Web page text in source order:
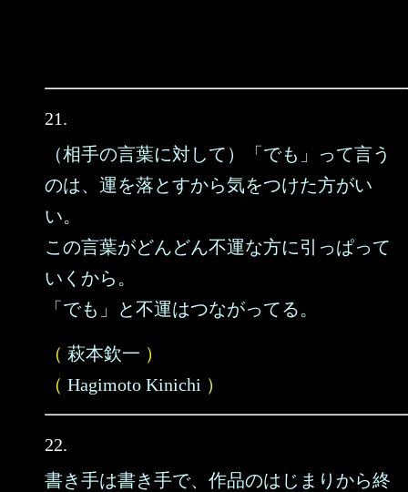
21.
（相手の言葉に対して）「でも」って言う
のは、運を落とすから気をつけた方がい
い。
この言葉がどんどん不運な方に引っぱって
いくから。
「でも」と不運はつながってる。
（ 萩本欽一 ）
（ Hagimoto Kinichi ）
22.
書き手は書き手で、作品のはじまりから終